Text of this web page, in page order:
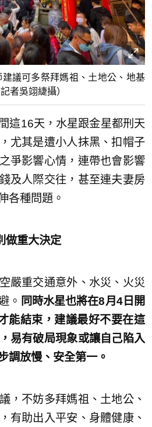
議可多祭拜媽祖、土地公、地基
者吳翊緁攝）
這16天，水星跟金星都刑天
尤其是遭小人抹黑、扣帽子
爭影響心情，連帶也會影響
及人際交往，甚至連夫妻房
各種問題。
重大決定
嚴重交通意外、水災、火災
。 同時水星也將在8月4日開
能結束，建議最好不要在這
易有破局現象或讓自己陷入
調放慢、安全第一。
，不妨多拜媽祖、土地公、
有助出入平安、身體健康、